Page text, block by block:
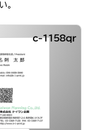
。
c-1158qr